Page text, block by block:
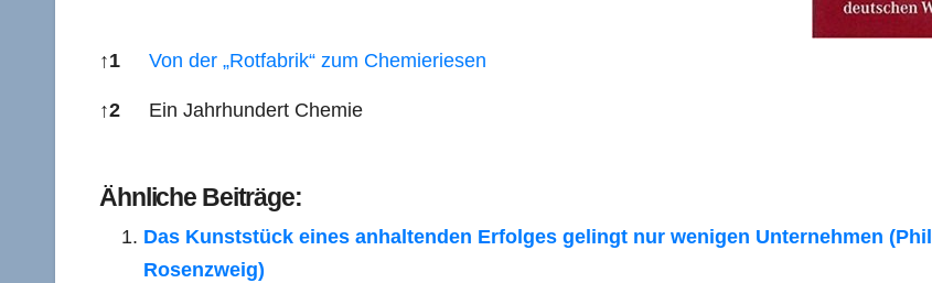
↑1 Von der „Rotfabrik“ zum Chemieriesen
↑2 Ein Jahrhundert Chemie
Ähnliche Beiträge:
Das Kunststück eines anhaltenden Erfolges gelingt nur wenigen Unternehmen (Phil
Rosenzweig)